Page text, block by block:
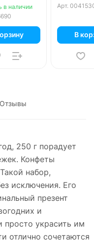
в наличии
Арт.
В
Отзывы
250 г порадует
Конфеты
набор,
исключения. Его
презент
и
просто украсить им
отлично сочетаются